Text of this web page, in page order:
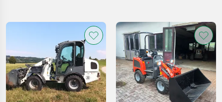
4 Pays Filtres
CHEMIN
ACTUEL
matériel
agricole
Réinitialiser
Afficher
275
résultats